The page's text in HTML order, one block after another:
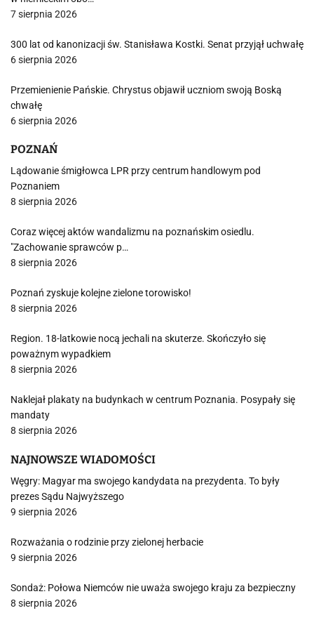
7 sierpnia 2026
300 lat od kanonizacji św. Stanisława Kostki. Senat przyjął uchwałę
6 sierpnia 2026
Przemienienie Pańskie. Chrystus objawił uczniom swoją Boską
chwałę
6 sierpnia 2026
POZNAŃ
Lądowanie śmigłowca LPR przy centrum handlowym pod
Poznaniem
8 sierpnia 2026
Coraz więcej aktów wandalizmu na poznańskim osiedlu.
"Zachowanie sprawców p…
8 sierpnia 2026
Poznań zyskuje kolejne zielone torowisko!
8 sierpnia 2026
Region. 18-latkowie nocą jechali na skuterze. Skończyło się
poważnym wypadkiem
8 sierpnia 2026
Naklejał plakaty na budynkach w centrum Poznania. Posypały się
mandaty
8 sierpnia 2026
NAJNOWSZE WIADOMOŚCI
Węgry: Magyar ma swojego kandydata na prezydenta. To były
prezes Sądu Najwyższego
9 sierpnia 2026
Rozważania o rodzinie przy zielonej herbacie
9 sierpnia 2026
Sondaż: Połowa Niemców nie uważa swojego kraju za bezpieczny
8 sierpnia 2026